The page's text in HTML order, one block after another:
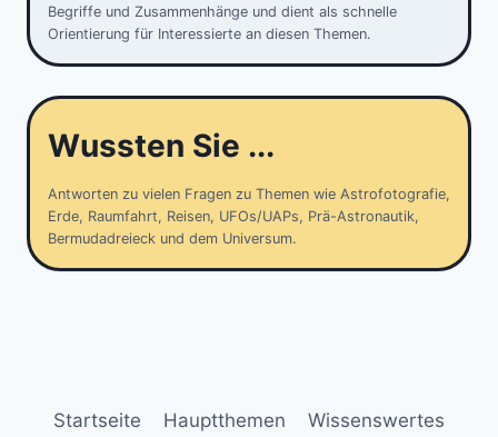
Begriffe und Zusammenhänge und dient als schnelle
Orientierung für Interessierte an diesen Themen.
Wussten Sie ...
Antworten zu vielen Fragen zu Themen wie Astrofotografie,
Erde, Raumfahrt, Reisen, UFOs/UAPs, Prä-Astronautik,
Bermudadreieck und dem Universum.
Startseite Hauptthemen Wissenswertes